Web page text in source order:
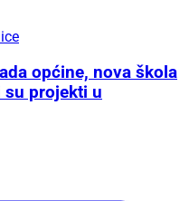
općine, nova škola
su projekti u